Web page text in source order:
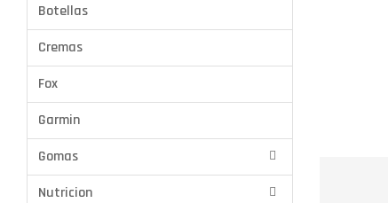
Botellas
Cremas
Fox
Garmin
Gomas
Nutricion